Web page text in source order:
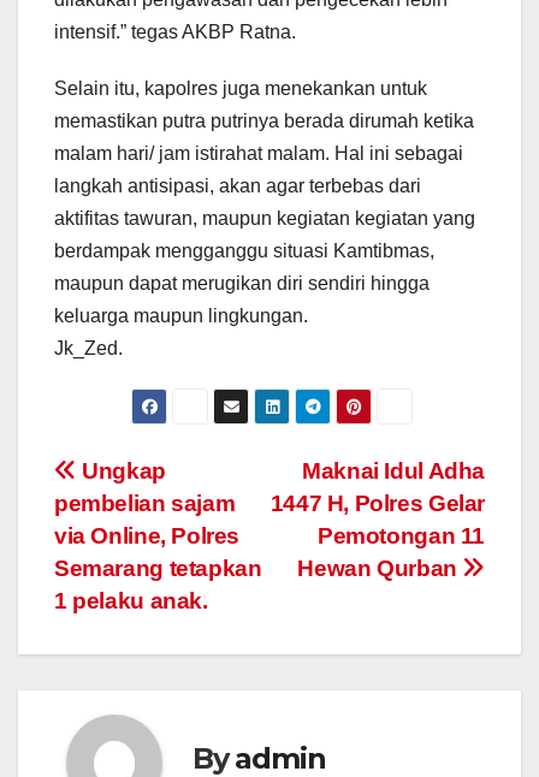
intensif.” tegas AKBP Ratna.
Selain itu, kapolres juga menekankan untuk
memastikan putra putrinya berada dirumah ketika
malam hari/ jam istirahat malam. Hal ini sebagai
langkah antisipasi, akan agar terbebas dari
aktifitas tawuran, maupun kegiatan kegiatan yang
berdampak mengganggu situasi Kamtibmas,
maupun dapat merugikan diri sendiri hingga
keluarga maupun lingkungan.
Jk_Zed.
Post
navigation
Maknai Idul Adha
1447 H, Polres Gelar
Pemotongan 11
Hewan Qurban
Ungkap
pembelian sajam
via Online, Polres
Semarang tetapkan
1 pelaku anak.
Byadmin